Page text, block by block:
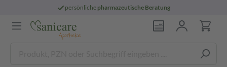
persönliche pharmazeutische Beratung